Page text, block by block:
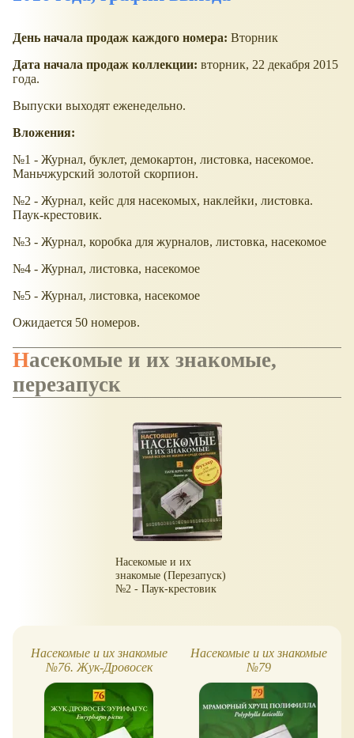
День начала продаж каждого номера: Вторник
Дата начала продаж коллекции: вторник, 22 декабря 2015
года.
Выпуски выходят еженедельно.
Вложения:
№1 - Журнал, буклет, демокартон, листовка, насекомое.
Маньчжурский золотой скорпион.
№2 - Журнал, кейс для насекомых, наклейки, листовка.
Паук-крестовик.
№3 - Журнал, коробка для журналов, листовка, насекомое
№4 - Журнал, листовка, насекомое
№5 - Журнал, листовка, насекомое
Ожидается 50 номеров.
Насекомые и их знакомые,
перезапуск
Насекомые и их
знакомые (Перезапуск)
№2 - Паук-крестовик
Насекомые и их знакомые
№76. Жук-Дровосек
Насекомые и их знакомые
№79